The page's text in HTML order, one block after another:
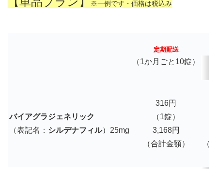
※一例です・価格は税込み
定期配送
（1か月ごと10錠）
バイアグラジェネリック
（表記名： シルデナフィル）25mg
316円
（1錠）
3,168円
（合計金額）
（